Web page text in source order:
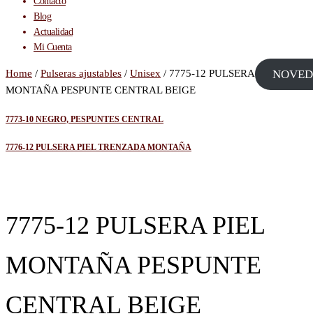
Blog
Actualidad
Mi Cuenta
Home / Pulseras ajustables / Unisex / 7775-12 PULSERA PIEL
MONTAÑA PESPUNTE CENTRAL BEIGE
7773-10 NEGRO, PESPUNTES CENTRAL
7776-12 PULSERA PIEL TRENZADA MONTAÑA
7775-12 PULSERA PIEL
MONTAÑA PESPUNTE
CENTRAL BEIGE